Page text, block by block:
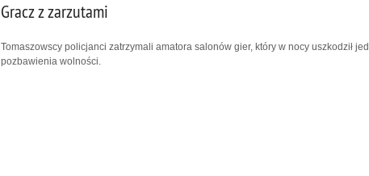
Gracz z zarzutami
Tomaszowscy policjanci zatrzymali amatora salonów gier, który w nocy uszkodził
pozbawienia wolności.